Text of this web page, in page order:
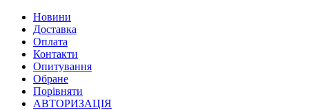
Новини
Доставка
Оплата
Контакти
Опитування
Обране
Порівняти
АВТОРИЗАЦІЯ